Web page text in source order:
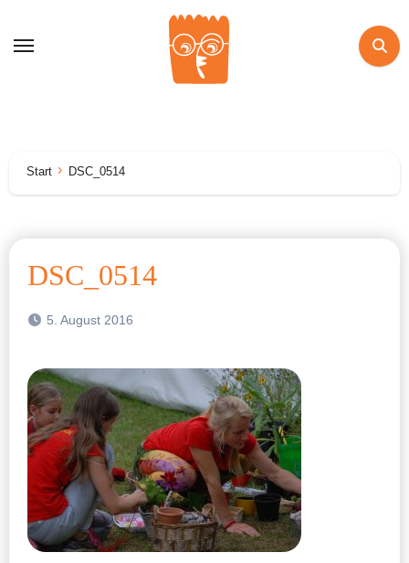
Inhalt
Start DSC_0514
DSC_0514
5. August 2016